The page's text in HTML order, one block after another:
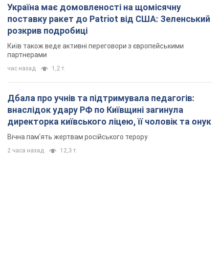
Україна має домовленості на щомісячну
поставку ракет до Patriot від США: Зеленський
розкрив подробиці
Київ також веде активні переговори з європейськими
партнерами
час назад 1,2 т.
Дбала про учнів та підтримувала педагогів:
внаслідок удару РФ по Київщині загинула
директорка київського ліцею, її чоловік та онук
Вічна пам'ять жертвам російського терору
2 часа назад 12,3 т.